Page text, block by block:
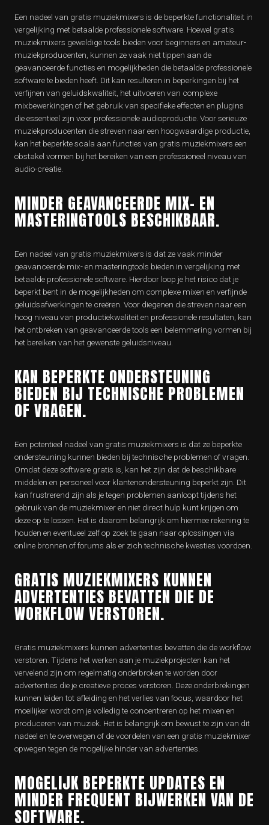
Een nadeel van gratis muziekmixers is de beperkte functionaliteit in
vergelijking met betaalde professionele software. Hoewel gratis
muziekmixers geweldige tools bieden voor beginners en amateur-
muziekproducenten, kunnen ze vaak niet tippen aan de
geavanceerde functies en mogelijkheden die betaalde professionele
software te bieden heeft. Dit kan resulteren in beperkingen bij het
verfijnen van geluidskwaliteit, het uitvoeren van complexe
mixbewerkingen of het gebruik van specifieke effecten en plugins
die essentieel zijn voor professionele audioproductie. Voor serieuze
muziekproducenten die streven naar een hoogwaardige productie,
kan het beperkte scala aan functies van gratis muziekmixers een
obstakel vormen bij het bereiken van een professioneel niveau van
audio-creatie.
MINDER GEAVANCEERDE MIX- EN
MASTERINGTOOLS BESCHIKBAAR.
Een nadeel van gratis muziekmixers is dat ze vaak minder
geavanceerde mix- en masteringtools bieden in vergelijking met
betaalde professionele software. Hierdoor loop je het risico dat je
beperkt bent in de mogelijkheden om complexe mixen en verfijnde
geluidsafwerkingen te creëren. Voor diegenen die streven naar een
hoog niveau van productiekwaliteit en professionele resultaten, kan
het ontbreken van geavanceerde tools een belemmering vormen bij
het bereiken van het gewenste geluidsniveau.
KAN BEPERKTE ONDERSTEUNING
BIEDEN BIJ TECHNISCHE PROBLEMEN
OF VRAGEN.
Een potentieel nadeel van gratis muziekmixers is dat ze beperkte
ondersteuning kunnen bieden bij technische problemen of vragen.
Omdat deze software gratis is, kan het zijn dat de beschikbare
middelen en personeel voor klantenondersteuning beperkt zijn. Dit
kan frustrerend zijn als je tegen problemen aanloopt tijdens het
gebruik van de muziekmixer en niet direct hulp kunt krijgen om
deze op te lossen. Het is daarom belangrijk om hiermee rekening te
houden en eventueel zelf op zoek te gaan naar oplossingen via
online bronnen of forums als er zich technische kwesties voordoen.
GRATIS MUZIEKMIXERS KUNNEN
ADVERTENTIES BEVATTEN DIE DE
WORKFLOW VERSTOREN.
Gratis muziekmixers kunnen advertenties bevatten die de workflow
verstoren. Tijdens het werken aan je muziekprojecten kan het
vervelend zijn om regelmatig onderbroken te worden door
advertenties die je creatieve proces verstoren. Deze onderbrekingen
kunnen leiden tot afleiding en het verlies van focus, waardoor het
moeilijker wordt om je volledig te concentreren op het mixen en
produceren van muziek. Het is belangrijk om bewust te zijn van dit
nadeel en te overwegen of de voordelen van een gratis muziekmixer
opwegen tegen de mogelijke hinder van advertenties.
MOGELIJK BEPERKTE UPDATES EN
MINDER FREQUENT BIJWERKEN VAN DE
SOFTWARE.